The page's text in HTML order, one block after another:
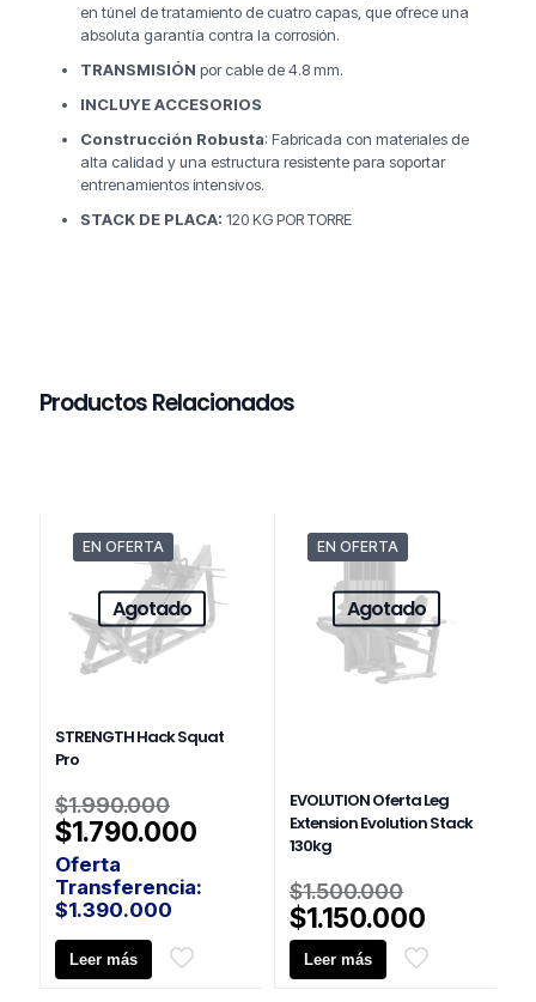
en túnel de tratamiento de cuatro capas, que ofrece una
absoluta garantía contra la corrosión.
TRANSMISIÓN por cable de 4.8 mm.
INCLUYE ACCESORIOS
Construcción Robusta: Fabricada con materiales de
alta calidad y una estructura resistente para soportar
entrenamientos intensivos.
STACK DE PLACA: 120 KG POR TORRE
Productos Relacionados
EN OFERTA
Agotado
STRENGTH Hack Squat
Pro
$1.990.000
precio
era:
$1.990.000.
$1.790.000
actual
$1.790.000.
Oferta
Transferencia:
$1.390.000
Leer más
EN OFERTA
Agotado
EVOLUTION Oferta Leg
Extension Evolution Stack
130kg
$1.500.000
precio
original
era:
$1.150.000
precio
actual
Leer más